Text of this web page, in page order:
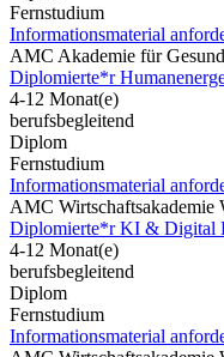
Fernstudium
Informationsmaterial
AMC Akademie für
Diplomierte*r
4-12 Monat(e)
berufsbegleitend
Diplom
Fernstudium
Informationsmaterial
AMC Wirtschaftsakademie
Diplomierte*r KI & Digital
4-12 Monat(e)
berufsbegleitend
Diplom
Fernstudium
Informationsmaterial